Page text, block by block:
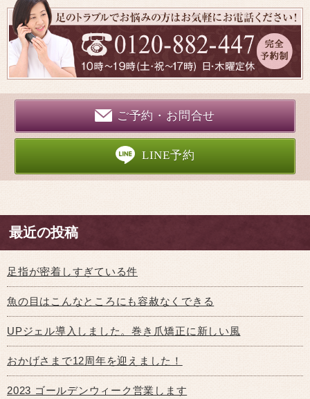
ご予約・お問合せ
LINE予約
最近の投稿
足指が密着しすぎている件
魚の目はこんなところにも容赦なくできる
UPジェル導入しました。巻き爪矯正に新しい風
おかげさまで12周年を迎えました！
2023 ゴールデンウィーク営業します